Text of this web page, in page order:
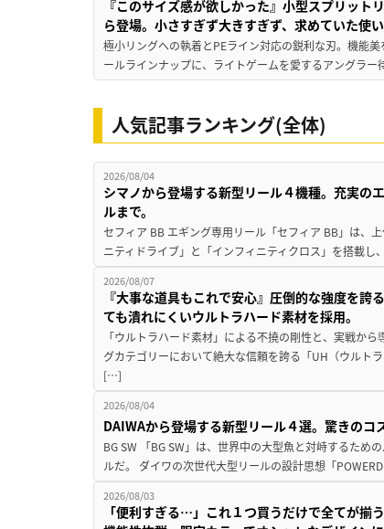
『このサイズ感が欲しかった』小型スプリッ
ら登場。小さすぎず大きすぎず、求めていた使い
極小リングへの執着とPEライン対応の鋭利な刃。機能
ールラインナップに、ライトゲームを愛するアングラ
人気記事ランキング(全体)
2026/08/04
シマノから登場する新型リール４機種。充実の
ルまで。
セフィア BB エギング専用リール「セフィア BB」は、
ニティドライブ」と「インフィニティクロス」を搭載
2026/08/07
『大事な道具もこれで安心』圧倒的な強度を
ても潰れにくいウルトラハード素材を採用。
「ウルトラハード素材」による不撓の剛性と、実戦か
グカテゴリーにおいて絶大な信頼を誇る「UH（ウルト
[…]
2026/08/04
DAIWAから登場する新型リール４選。驚きのコ
BG SW 「BG SW」は、世界中の大型魚と対峙するため
ルだ。 ダイワの次世代大型リールの設計思想「
2026/08/03
「便利すぎる…」これ１つ買うだけで全てが揃